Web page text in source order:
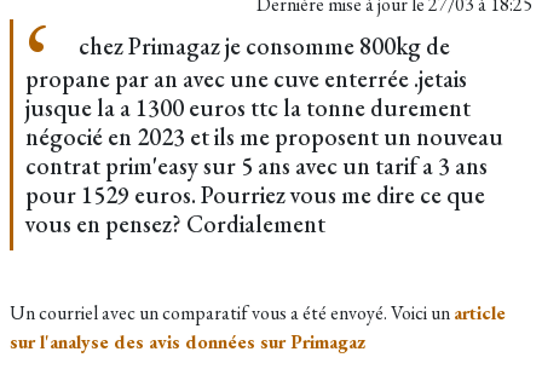
chez Primagaz je consomme 800kg de
propane par an avec une cuve enterrée .jetais
jusque la a 1300 euros ttc la tonne durement
négocié en 2023 et ils me proposent un nouveau
contrat prim'easy sur 5 ans avec un tarif a 3 ans
pour 1529 euros. Pourriez vous me dire ce que
vous en pensez? Cordialement
Un courriel avec un comparatif vous a été envoyé. Voici unarticle
sur l'analyse des avis données sur Primagaz